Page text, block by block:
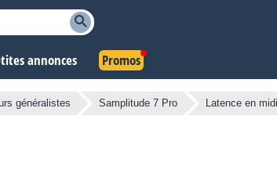
annonces Promos
généralistes Samplitude 7 Pro Latence en midi